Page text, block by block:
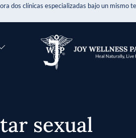
dos clínicas especializadas bajo un mismo
sexual